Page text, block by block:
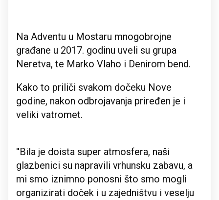
Na Adventu u Mostaru mnogobrojne
građane u 2017. godinu uveli su grupa
Neretva, te Marko Vlaho i Denirom bend.
Kako to priliči svakom dočeku Nove
godine, nakon odbrojavanja priređen je i
veliki vatromet.
''Bila je doista super atmosfera, naši
glazbenici su napravili vrhunsku zabavu, a
mi smo iznimno ponosni što smo mogli
organizirati doček i u zajedništvu i veselju